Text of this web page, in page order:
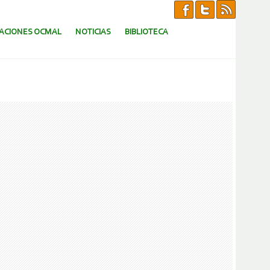
OCMAL NOTICIAS BIBLIOTECA